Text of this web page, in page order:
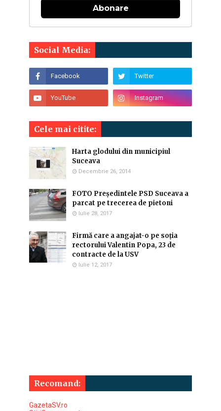
Abonare
Social Media:
Cele mai citite:
Harta glodului din municipiul
Suceava
Decembrie 26, 2014
FOTO Președintele PSD Suceava a
parcat pe trecerea de pietoni
Iulie 28, 2017
Firmă care a angajat-o pe soția
rectorului Valentin Popa, 23 de
contracte de la USV
Iulie 12, 2017
Recomand:
GazetaSV.ro